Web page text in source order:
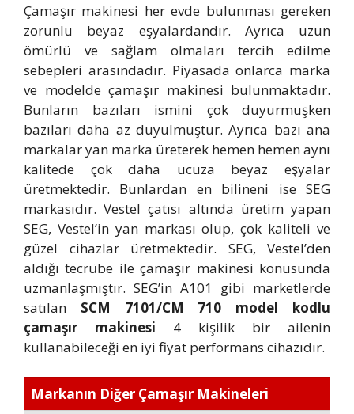
Çamaşır makinesi her evde bulunması gereken
zorunlu beyaz eşyalardandır. Ayrıca uzun
ömürlü ve sağlam olmaları tercih edilme
sebepleri arasındadır. Piyasada onlarca marka
ve modelde çamaşır makinesi bulunmaktadır.
Bunların bazıları ismini çok duyurmuşken
bazıları daha az duyulmuştur. Ayrıca bazı ana
markalar yan marka üreterek hemen hemen aynı
kalitede çok daha ucuza beyaz eşyalar
üretmektedir. Bunlardan en bilineni ise SEG
markasıdır. Vestel çatısı altında üretim yapan
SEG, Vestel’in yan markası olup, çok kaliteli ve
güzel cihazlar üretmektedir. SEG, Vestel’den
aldığı tecrübe ile çamaşır makinesi konusunda
uzmanlaşmıştır. SEG’in A101 gibi marketlerde
satılan SCM 7101/CM 710 model kodlu
çamaşır makinesi 4 kişilik bir ailenin
kullanabileceği en iyi fiyat performans cihazıdır.
Markanın Diğer Çamaşır Makineleri